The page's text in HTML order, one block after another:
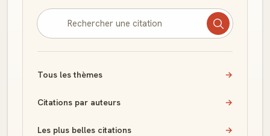
Tous les thèmes →
Citations par auteurs →
Les plus belles citations →